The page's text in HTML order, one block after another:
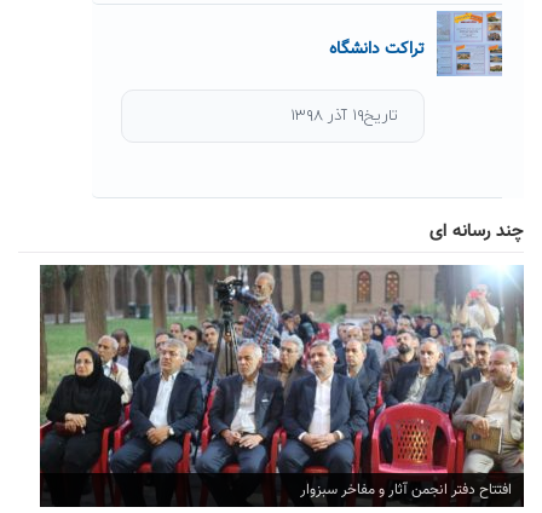
تراکت دانشگاه
تاریخ۱۹ آذر ۱۳۹۸
چند رسانه ای
افتتاح دفتر انجمن آثار و مفاخر سبزوار